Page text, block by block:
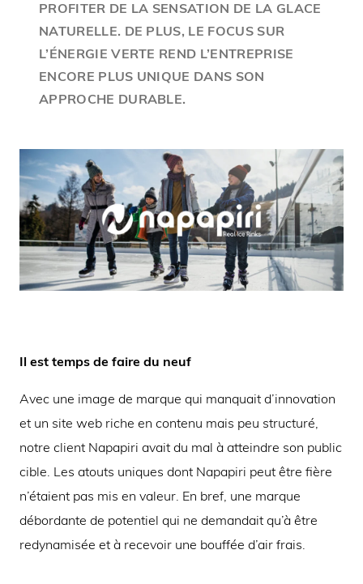
PROFITER DE LA SENSATION DE LA GLACE
NATURELLE. DE PLUS, LE FOCUS SUR
L’ÉNERGIE VERTE REND L’ENTREPRISE
ENCORE PLUS UNIQUE DANS SON
APPROCHE DURABLE.
Il est temps de faire du neuf
Avec une image de marque qui manquait d’innovation
et un site web riche en contenu mais peu structuré,
notre client Napapiri avait du mal à atteindre son public
cible. Les atouts uniques dont Napapiri peut être fière
n’étaient pas mis en valeur. En bref, une marque
débordante de potentiel qui ne demandait qu’à être
redynamisée et à recevoir une bouffée d’air frais.